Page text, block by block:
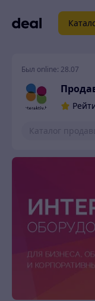
Был online: 28.07
Каталог